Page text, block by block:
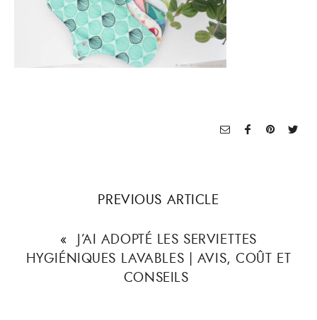
PREVIOUS ARTICLE
« J’AI ADOPTÉ LES SERVIETTES
HYGIÉNIQUES LAVABLES | AVIS, COÛT ET
CONSEILS